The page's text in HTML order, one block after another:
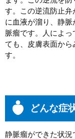
す。この逆流防止
に血液が溜り、静
脈瘤です。人によ
ても、皮膚表面から
す。
どんな症
静脈瘤ができた状